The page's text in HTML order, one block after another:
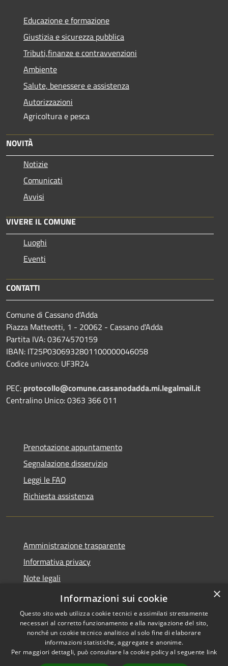
Educazione e formazione
Giustizia e sicurezza pubblica
Tributi,finanze e contravvenzioni
Ambiente
Salute, benessere e assistenza
Autorizzazioni
Agricoltura e pesca
NOVITÀ
Notizie
Comunicati
Avvisi
VIVERE IL COMUNE
Luoghi
Eventi
CONTATTI
Comune di Cassano d'Adda
Piazza Matteotti, 1 - 20062 - Cassano d'Adda
Partita IVA: 03674570159
IBAN: IT25P0306932801100000046058
Codice univoco: UF3R24
PEC: protocollo@comune.cassanodadda.mi.legalmail.it
Centralino Unico: 0363 366 011
Prenotazione appuntamento
Segnalazione disservizio
Leggi le FAQ
Richiesta assistenza
Amministrazione trasparente
Informativa privacy
Note legali
Dichiarazione di accessibilità
Accessibilità
Copyright © 2026 • Comune di
Cassano d'Adda • Powered by
×
Informazioni sui cookie
Questo sito web utilizza cookie tecnici e assimilati strettamente
necessari al corretto funzionamento e alla navigazione del sito,
nonché un cookie tecnico analitico al solo fine di elaborare
informazioni statistiche, aggregate e anonime.
Per maggiori dettagli, può consultare la cookie policy al seguente link